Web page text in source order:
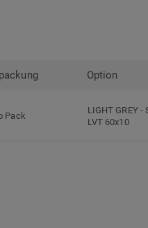
Option
Pack
LIGHT GREY -
LVT 60x10